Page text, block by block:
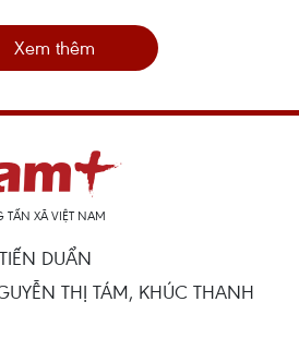
Xem thêm
XÃ VIỆT NAM
DUẨN
THỊ TÁM, KHÚC THANH